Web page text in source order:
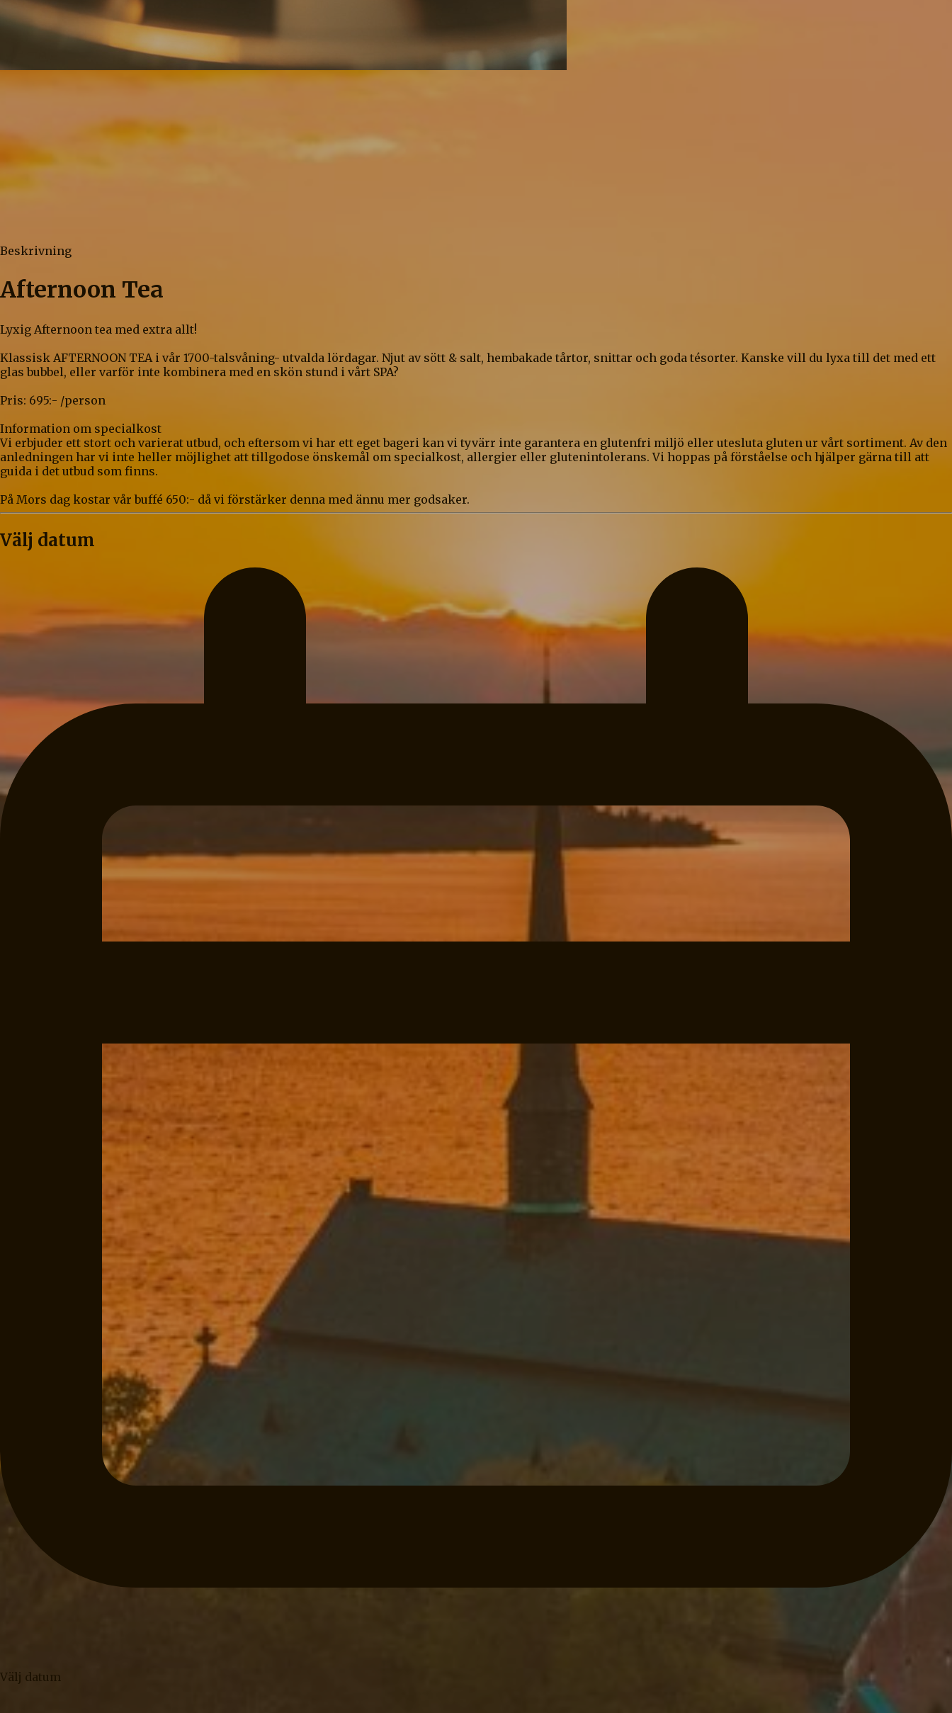
Beskrivning
Afternoon Tea
Lyxig Afternoon tea med extra allt!
Klassisk AFTERNOON TEA i vår 1700-talsvåning- utvalda lördagar. Njut av sött & salt, hembakade tårtor, snittar och goda tésorter. Kanske vill du lyxa till det med ett
glas bubbel, eller varför inte kombinera med en skön stund i vårt SPA?
Pris: 695:- /person
Information om specialkost
Vi erbjuder ett stort och varierat utbud, och eftersom vi har ett eget bageri kan vi tyvärr inte garantera en glutenfri miljö eller utesluta gluten ur vårt sortiment. Av den
anledningen har vi inte heller möjlighet att tillgodose önskemål om specialkost, allergier eller glutenintolerans. Vi hoppas på förståelse och hjälper gärna till att
guida i det utbud som finns.
På Mors dag kostar vår buffé 650:- då vi förstärker denna med ännu mer godsaker.
Välj datum
Välj datum